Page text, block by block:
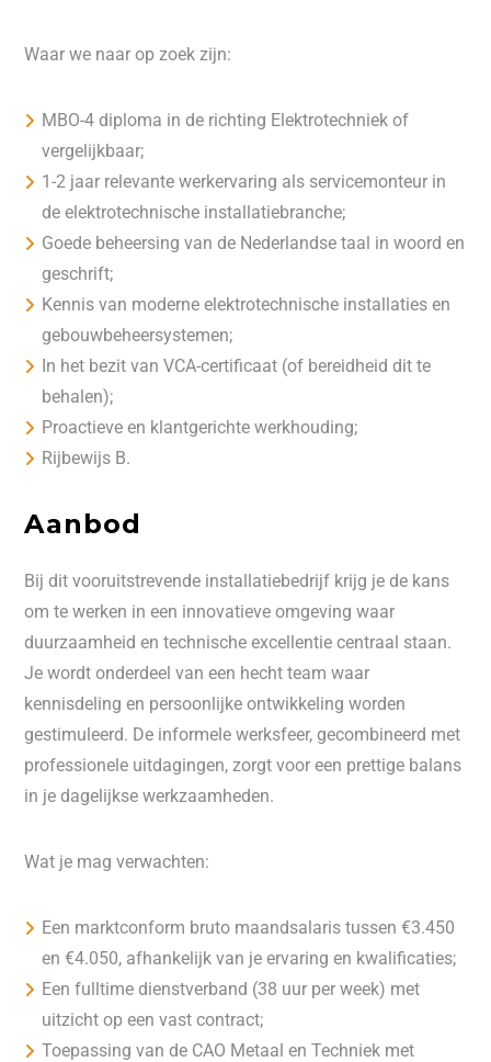
Waar we naar op zoek zijn:
MBO-4 diploma in de richting Elektrotechniek of
vergelijkbaar;
1-2 jaar relevante werkervaring als servicemonteur in
de elektrotechnische installatiebranche;
Goede beheersing van de Nederlandse taal in woord en
geschrift;
Kennis van moderne elektrotechnische installaties en
gebouwbeheersystemen;
In het bezit van VCA-certificaat (of bereidheid dit te
behalen);
Proactieve en klantgerichte werkhouding;
Rijbewijs B.
Aanbod
Bij dit vooruitstrevende installatiebedrijf krijg je de kans
om te werken in een innovatieve omgeving waar
duurzaamheid en technische excellentie centraal staan.
Je wordt onderdeel van een hecht team waar
kennisdeling en persoonlijke ontwikkeling worden
gestimuleerd. De informele werksfeer, gecombineerd met
professionele uitdagingen, zorgt voor een prettige balans
in je dagelijkse werkzaamheden.
Wat je mag verwachten:
Een marktconform bruto maandsalaris tussen €3.450
en €4.050, afhankelijk van je ervaring en kwalificaties;
Een fulltime dienstverband (38 uur per week) met
uitzicht op een vast contract;
Toepassing van de CAO Metaal en Techniek met